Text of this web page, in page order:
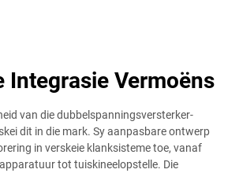
Integrasie Vermoëns
van die dubbelspanningsversterker-
dit in die mark. Sy aanpasbare ontwerp
in verskeie klanksisteme toe, vanaf
tot tuiskineelopstelle. Die